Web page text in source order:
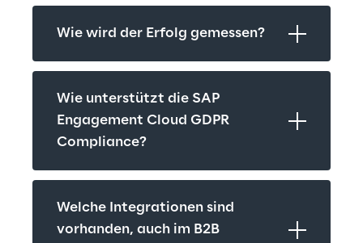
Wie wird der Erfolg gemessen?
Wie unterstützt die SAP
Engagement Cloud GDPR
Compliance?
Welche Integrationen sind
vorhanden, auch im B2B